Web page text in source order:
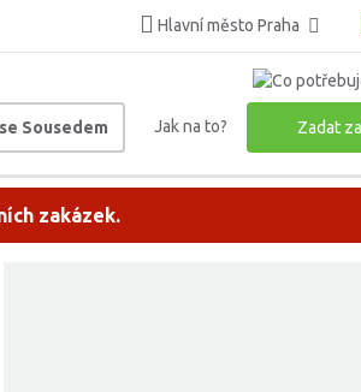
Hlavní město Praha
Sousedem Jak na to? Zadat
zakázek.